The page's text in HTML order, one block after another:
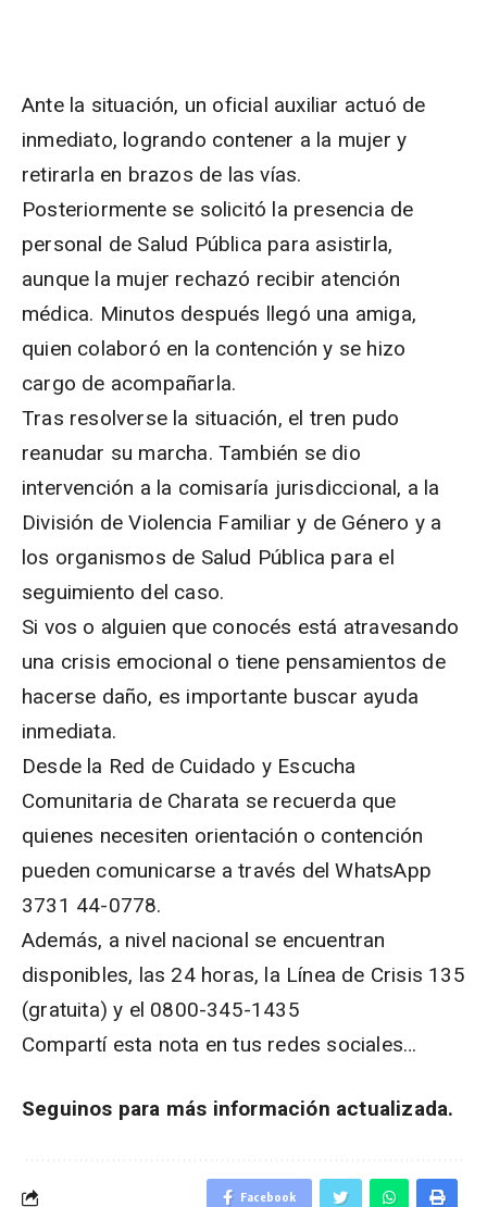
Ante la situación, un oficial auxiliar actuó de
inmediato, logrando contener a la mujer y
retirarla en brazos de las vías.
Posteriormente se solicitó la presencia de
personal de Salud Pública para asistirla,
aunque la mujer rechazó recibir atención
médica. Minutos después llegó una amiga,
quien colaboró en la contención y se hizo
cargo de acompañarla.
Tras resolverse la situación, el tren pudo
reanudar su marcha. También se dio
intervención a la comisaría jurisdiccional, a la
División de Violencia Familiar y de Género y a
los organismos de Salud Pública para el
seguimiento del caso.
Si vos o alguien que conocés está atravesando
una crisis emocional o tiene pensamientos de
hacerse daño, es importante buscar ayuda
inmediata.
Desde la Red de Cuidado y Escucha
Comunitaria de Charata se recuerda que
quienes necesiten orientación o contención
pueden comunicarse a través del WhatsApp
3731 44-0778.
Además, a nivel nacional se encuentran
disponibles, las 24 horas, la Línea de Crisis 135
(gratuita) y el 0800-345-1435
Compartí esta nota en tus redes sociales…
Seguinos para más información actualizada.
Facebook